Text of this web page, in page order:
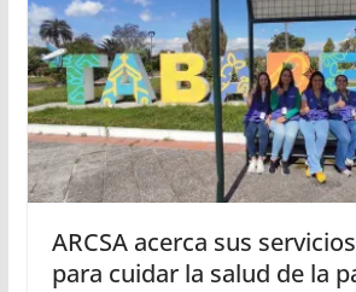
ARCSA acerca sus
para cuidar la salud de la